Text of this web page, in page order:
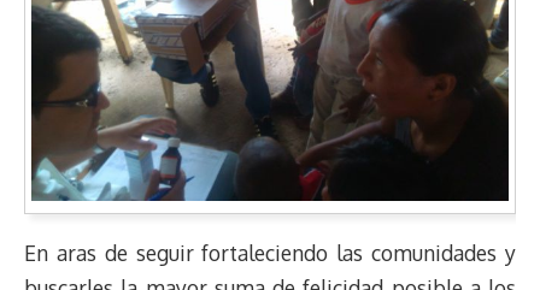
En aras de seguir fortaleciendo las comunidades y